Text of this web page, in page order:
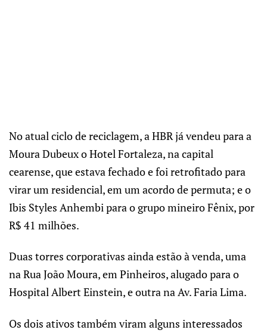
No atual ciclo de reciclagem, a HBR já vendeu para a
Moura Dubeux o Hotel Fortaleza, na capital
cearense, que estava fechado e foi retrofitado para
virar um residencial, em um acordo de permuta; e o
Ibis Styles Anhembi para o grupo mineiro Fênix, por
R$ 41 milhões.
Duas torres corporativas ainda estão à venda, uma
na Rua João Moura, em Pinheiros, alugado para o
Hospital Albert Einstein, e outra na Av. Faria Lima.
Os dois ativos também viram alguns interessados